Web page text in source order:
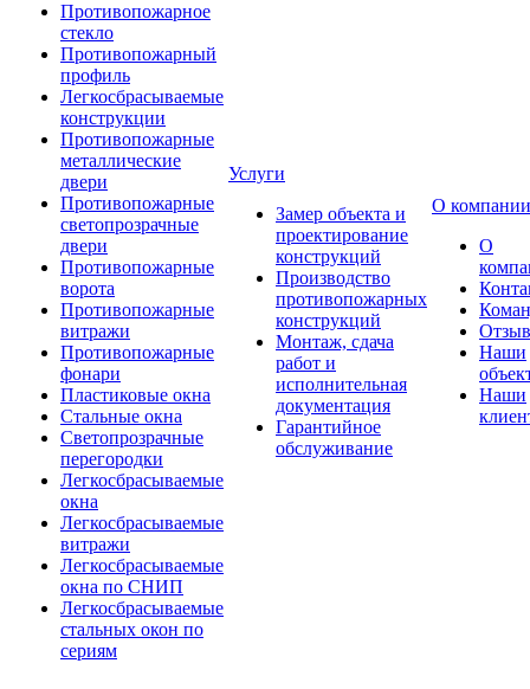
Противопожарное
стекло
Противопожарный
профиль
Легкосбрасываемые
конструкции
Противопожарные
металлические
двери
Противопожарные
светопрозрачные
двери
Противопожарные
ворота
Противопожарные
витражи
Противопожарные
фонари
Пластиковые окна
Стальные окна
Светопрозрачные
перегородки
Легкосбрасываемые
окна
Легкосбрасываемые
витражи
Легкосбрасываемые
окна по СНИП
Легкосбрасываемые
стальных окон по
сериям
Услуги
Замер объекта и
проектирование
конструкций
Производство
противопожарных
конструкций
Монтаж, сдача
работ и
исполнительная
документация
Гарантийное
обслуживание
О компании
О
Наши
Наши